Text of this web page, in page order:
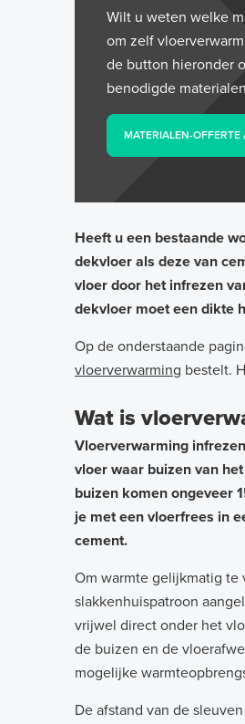
Wilt u weten welke
om zelf
de button hieronder
benodigde
MATERIALEN-
Heeft u een bestaande
dekvloer als deze van
vloer door het infrezen
dekvloer moet een dikte
Op de onderstaande
vloerverwarming bestelt.
Wat is
Vloerverwarming
vloer waar buizen van
buizen komen ongeveer
je met een vloerfrees in
cement.
Om warmte gelijkmatig te
slakkenhuispatroon
vrijwel direct onder het
de buizen en de
mogelijke
De afstand van de